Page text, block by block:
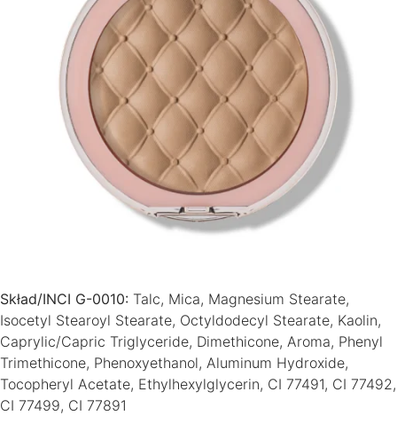
Skład/INCI G-0010: Talc, Mica, Magnesium Stearate,
Isocetyl Stearoyl Stearate, Octyldodecyl Stearate, Kaolin,
Caprylic/Capric Triglyceride, Dimethicone, Aroma, Phenyl
Trimethicone, Phenoxyethanol, Aluminum Hydroxide,
Tocopheryl Acetate, Ethylhexylglycerin, CI 77491, CI 77492,
CI 77499, CI 77891